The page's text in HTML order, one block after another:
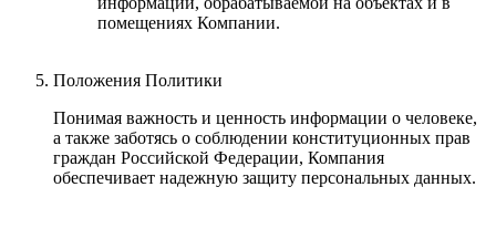
помещениях Компании.
Положения Политики
Понимая важность и ценность информации о человеке,
а также заботясь о соблюдении конституционных прав
граждан Российской Федерации, Компания
обеспечивает надежную защиту персональных данных.